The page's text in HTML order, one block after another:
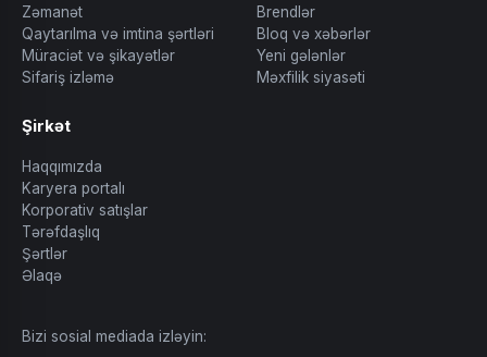
Zəmanət
Qaytarılma və imtina şərtləri
Müraciət və şikayətlər
Sifariş izləmə
Brendlər
Bloq və xəbərlər
Yeni gələnlər
Məxfilik siyasəti
Şirkət
Haqqımızda
Karyera portalı
Korporativ satışlar
Tərəfdaşlıq
Şərtlər
Əlaqə
Bizi sosial mediada izləyin: